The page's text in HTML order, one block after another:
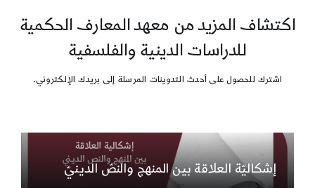
اكتشاف المزيد من معهد المعارف الحكمية
للدراسات الدينية والفلسفية
اشترك للحصول على أحدث التدوينات المرسلة إلى بريدك الإلكتروني.
إشكاليّة العلاقة بين المنهج والنصّ الدينيّ